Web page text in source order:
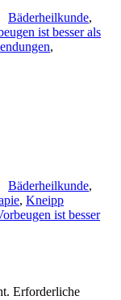
Bäderheilkunde,
ist besser als
,
Bäderheilkunde,
, Kneipp
ist besser
Erforderliche